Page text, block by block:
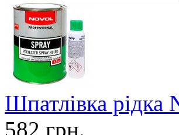
Шпатлівка рідка
582 грн.